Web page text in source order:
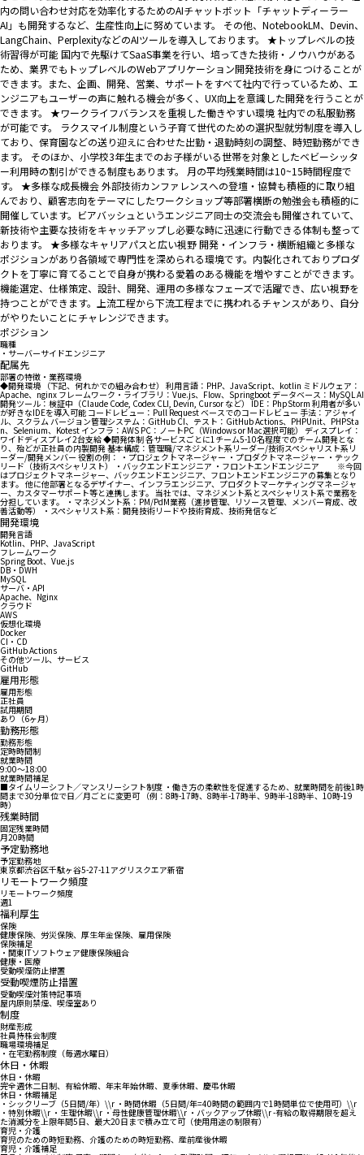
内の問い合わせ対応を効率化するためのAIチャットボット「チャットディーラー
AI」も開発するなど、生産性向上に努めています。 その他、NotebookLM、Devin、
LangChain、PerplexityなどのAIツールを導入しております。 ★トップレベルの技
術習得が可能 国内で先駆けてSaaS事業を行い、培ってきた技術・ノウハウがある
ため、業界でもトップレベルのWebアプリケーション開発技術を身につけることが
できます。また、企画、開発、営業、サポートをすべて社内で行っているため、エ
ンジニアもユーザーの声に触れる機会が多く、UX向上を意識した開発を行うことが
できます。 ★ワークライフバランスを重視した働きやすい環境 社内での私服勤務
が可能です。 ラクスマイル制度という子育て世代のための選択型就労制度を導入し
ており、保育園などの送り迎えに合わせた出勤・退勤時刻の調整、時短勤務ができ
ます。 そのほか、小学校3年生までのお子様がいる世帯を対象としたベビーシッタ
ー利用時の割引ができる制度もあります。 月の平均残業時間は10~15時間程度で
す。 ★多様な成長機会 外部技術カンファレンスへの登壇・協賛も積極的に取り組
んでおり、顧客志向をテーマにしたワークショップ等部署横断の勉強会も積極的に
開催しています。ビアバッシュというエンジニア同士の交流会も開催されていて、
新技術や主要な技術をキャッチアップし必要な時に迅速に行動できる体制も整って
おります。 ★多様なキャリアパスと広い視野 開発・インフラ・横断組織と多様な
ポジションがあり各領域で専門性を深められる環境です。内製化されておりプロダ
クトを丁寧に育てることで自身が携わる愛着のある機能を増やすことができます。
機能選定、仕様策定、設計、開発、運用の多様なフェーズで活躍でき、広い視野を
持つことができます。上流工程から下流工程までに携われるチャンスがあり、自分
がやりたいことにチャレンジできます。
ポジション
職種
・サーバーサイドエンジニア
配属先
部署の特徴・業務環境
◆開発環境 （下記、何れかでの組み合わせ） 利用言語：PHP、JavaScript、kotlin ミドルウェア：
Apache、nginx フレームワーク・ライブラリ：Vue.js、Flow、Springboot データベース：MySQL AI
開発ツール：検証中（Claude Code, Codex CLI, Devin, Cursor など） IDE：PhpStorm 利用者が多い
が好きなIDEを導入可能 コードレビュー：Pull Request ベースでのコードレビュー 手法：アジャイ
ル、スクラム バージョン管理システム：GitHub CI、テスト：GitHub Actions、PHPUnit、PHPSta
n、Selenium、Kotest インフラ：AWS PC：ノートPC（Windows or Mac選択可能） ディスプレイ：
ワイドディスプレイ2台支給 ◆開発体制 各サービスごとに1チーム5-10名程度でのチーム開発とな
り、殆どが正社員の内製開発 基本構成：管理職/マネジメント系リーダー/技術スペシャリスト系リ
ーダー/開発メンバー 役割の例： ・プロジェクトマネージャー ・プロダクトマネージャー ・テック
リード（技術スペシャリスト） ・バックエンドエンジニア ・フロントエンドエンジニア ※今回
はプロジェクトマネージャー、バックエンドエンジニア、フロントエンドエンジニアの募集となり
ます。 他に他部署となるデザイナー、インフラエンジニア、プロダクトマーケティングマネージャ
ー、カスタマーサポート等と連携します。 当社では、マネジメント系とスペシャリスト系で業務を
分担しています。 ・マネジメント系：PM/PdM業務（進捗管理、リソース管理、メンバー育成、改
善活動等） ・スペシャリスト系：開発技術リードや技術育成、技術発信など
開発環境
開発言語
Kotlin、PHP、JavaScript
フレームワーク
Spring Boot、Vue.js
DB・DWH
MySQL
サーバ・API
Apache、Nginx
クラウド
AWS
仮想化環境
Docker
CI・CD
GitHub Actions
その他ツール、サービス
GitHub
雇用形態
雇用形態
正社員
試用期間
あり（6ヶ月）
勤務形態
勤務形態
定時時間制
就業時間
9:00〜18:00
就業時間補足
■タイムリーシフト／マンスリーシフト制度 ・働き方の柔軟性を促進するため、就業時間を前後1時
間まで30分単位で日／月ごとに変更可 （例：8時-17時、8時半-17時半、9時半-18時半、10時-19
時）
残業時間
固定残業時間
月20時間
予定勤務地
予定勤務地
東京都渋谷区千駄ヶ谷5-27-11アグリスクエア新宿
リモートワーク頻度
リモートワーク頻度
週1
福利厚生
保険
健康保険、労災保険、厚生年金保険、雇用保険
保険補足
・関東ITソフトウェア健康保険組合
健康・医療
受動喫煙防止措置
受動喫煙防止措置
受動喫煙対策特記事項
屋内原則禁煙、喫煙室あり
制度
財産形成
社員持株会制度
職場環境補足
・在宅勤務制度（毎週水曜日）
休日・休暇
休日・休暇
完全週休二日制、有給休暇、年末年始休暇、夏季休暇、慶弔休暇
休日・休暇補足
・シックリーブ（5日間/年）\\r ・時間休暇（5日間/年=40時間の範囲内で1時間単位で使用可）\\r
・特別休暇\\r ・生理休暇\\r ・母性健康管理休暇\\r ・バックアップ休暇\\r -有給の取得期限を超え
た消滅分を上限年間5日、最大20日まで積み立て可（使用用途の制限有）
育児・介護
育児のための時短勤務、介護のための時短勤務、産前産後休暇
育児・介護補足